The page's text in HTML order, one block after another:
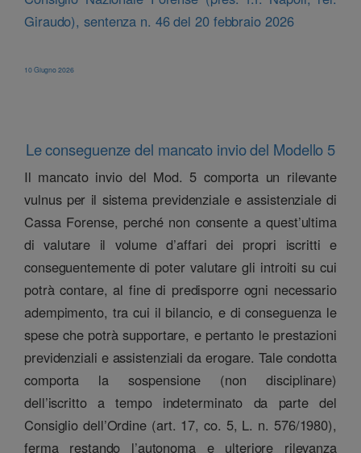
Giraudo), sentenza n. 46 del 20 febbraio 2026
10 Giugno 2026
Le conseguenze del mancato invio del Modello 5
Il mancato invio del Mod. 5 comporta un rilevante
vulnus per il sistema previdenziale e assistenziale di
Cassa Forense, perché non consente a quest’ultima
di valutare il volume d’affari dei propri iscritti e
conseguentemente di poter valutare gli introiti su cui
potrà contare, al fine di predisporre ogni necessario
adempimento, tra cui il bilancio, e di conseguenza le
spese che potrà supportare, e pertanto le prestazioni
previdenziali e assistenziali da erogare. Tale condotta
comporta la sospensione (non disciplinare)
dell’iscritto a tempo indeterminato da parte del
Consiglio dell’Ordine (art. 17, co. 5, L. n. 576/1980),
ferma restando l’autonoma e ulteriore rilevanza